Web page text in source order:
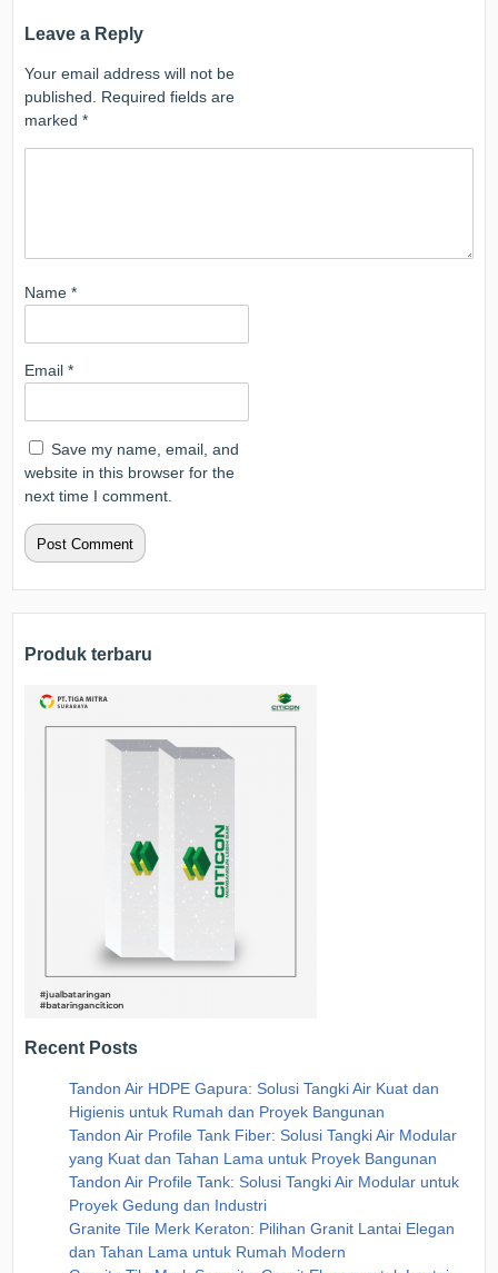
Leave a Reply
Your email address will not be
published.
Required fields are
marked*
Name*
Email*
Save my name, email, and
website in this browser for the
next time I comment.
Produk terbaru
Recent Posts
Tandon Air HDPE Gapura: Solusi Tangki Air Kuat dan
Higienis untuk Rumah dan Proyek Bangunan
Tandon Air Profile Tank Fiber: Solusi Tangki Air Modular
yang Kuat dan Tahan Lama untuk Proyek Bangunan
Tandon Air Profile Tank: Solusi Tangki Air Modular untuk
Proyek Gedung dan Industri
Granite Tile Merk Keraton: Pilihan Granit Lantai Elegan
dan Tahan Lama untuk Rumah Modern